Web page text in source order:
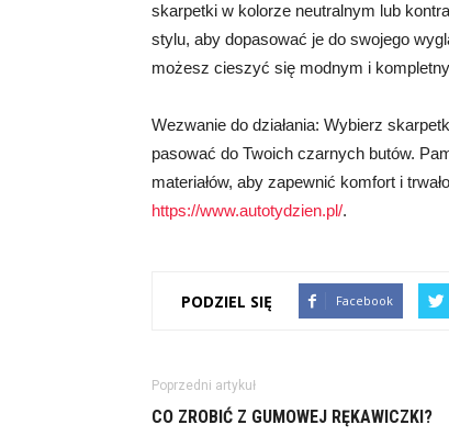
skarpetki w kolorze neutralnym lub
stylu, aby dopasować je do swojego
możesz cieszyć się modnym i
Wezwanie do działania: Wybierz
pasować do Twoich czarnych butów.
materiałów, aby zapewnić komfort i
https://www.autotydzien.pl/.
PODZIEL SIĘ Facebook
Poprzedni artykuł
CO ZROBIĆ Z GUMOWEJ RĘKAWICZKI?